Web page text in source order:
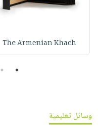
The Armenian Khach
1
2
وسائل تعليمية